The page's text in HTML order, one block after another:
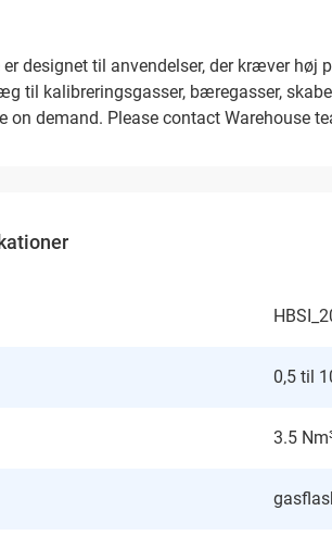
er designet til anvendelser, der kræver
til kalibreringsgasser, bæregasser,
on demand. Please contact Warehouse
0,5 til
3.5